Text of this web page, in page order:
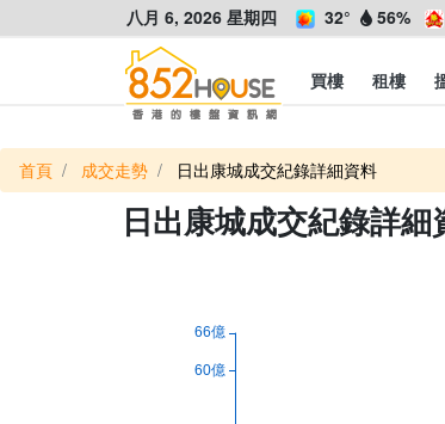
八月 6, 2026 星期四 32° 56%
買樓 租樓
首頁 成交走勢 日出康城成交紀錄詳細資料
日出康城成交紀錄詳細